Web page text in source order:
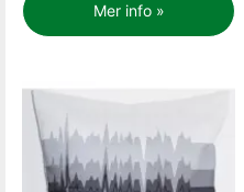
Mer info »